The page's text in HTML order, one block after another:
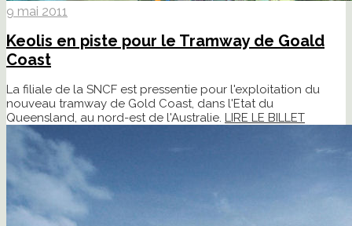
9 mai 2011
Keolis en piste pour le Tramway de Goald
Coast
La filiale de la SNCF est pressentie pour l'exploitation du
nouveau tramway de Gold Coast, dans l'Etat du
Queensland, au nord-est de l'Australie. LIRE LE BILLET